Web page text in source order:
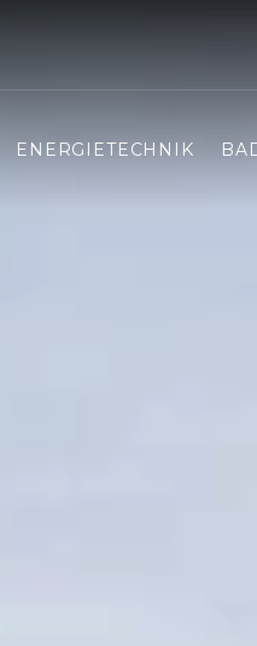
ENERGIETECHNIK